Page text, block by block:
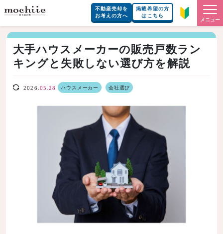
不動産売却を
お考えの方へ
掲載希望の方
はこちら
メニュー
大手ハウスメーカーの販売戸数ラン
キングと失敗しない選び方を解説
2026. 05.28 ハウスメーカー 会社選び